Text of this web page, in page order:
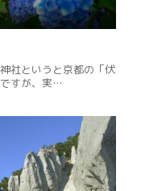
社というと京都の「伏
すが、実…